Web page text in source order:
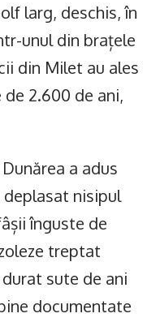
larg, deschis, în
unul din brațele
din Milet au ales
2.600 de ani,
a adus
nisipul
înguste de
treptat
sute de ani
documentate